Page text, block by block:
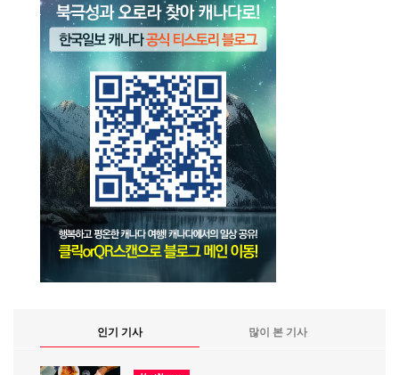
인기 기사 많이 본 기사